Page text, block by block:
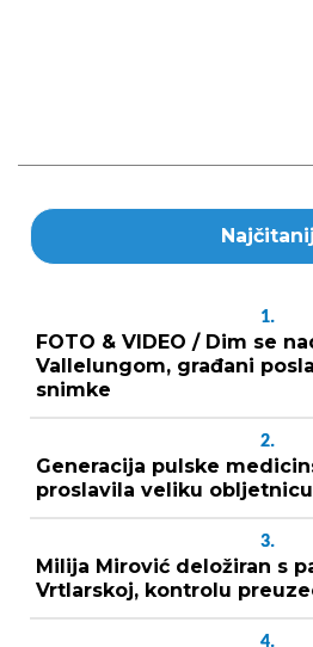
1.
FOTO & VIDEO / Dim se
Vallelungom, građani
snimke
2.
Generacija pulske
proslavila veliku
3.
Milija Mirović deložiran s
Vrtlarskoj, kontrolu
4.